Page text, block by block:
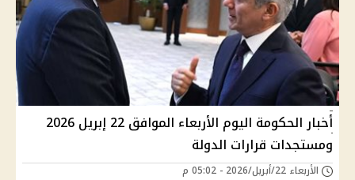
أخبار الحكومة اليوم الأربعاء الموافق 22 إبريل 2026
ومستجدات قرارات الدولة
الأربعاء 22/أبريل/2026 - 05:02 م